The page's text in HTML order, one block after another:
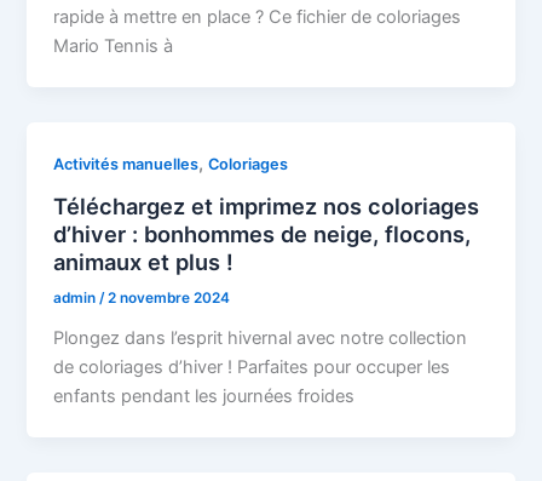
rapide à mettre en place ? Ce fichier de coloriages
Mario Tennis à
Activités manuelles,Coloriages
Téléchargez et imprimez nos coloriages
d’hiver : bonhommes de neige, flocons,
animaux et plus !
admin/2 novembre 2024
Plongez dans l’esprit hivernal avec notre collection
de coloriages d’hiver ! Parfaites pour occuper les
enfants pendant les journées froides